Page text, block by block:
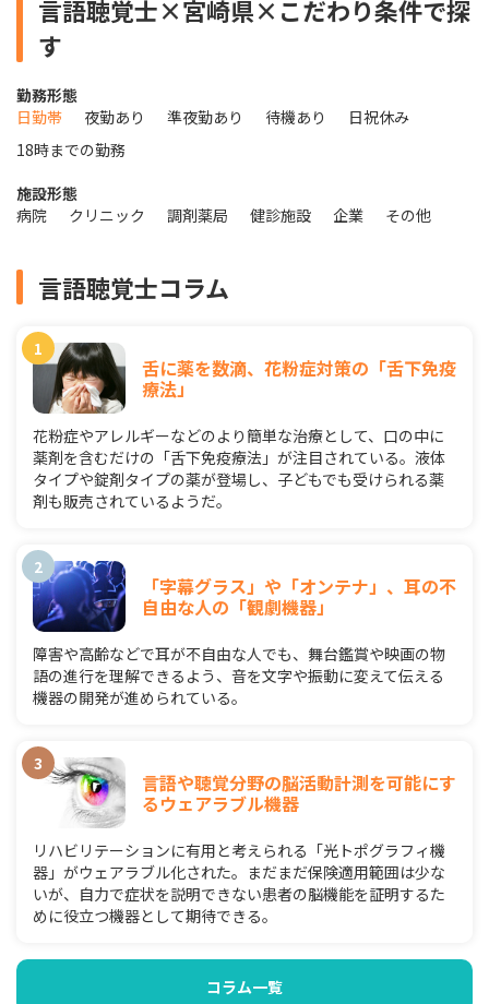
言語聴覚士×宮崎県×こだわり条件で探
す
勤務形態
日勤帯
夜勤あり 準夜勤あり 待機あり
日祝休み
18時までの勤務
施設形態
病院
クリニック 調剤薬局 健診施設 企業 その他
言語聴覚士コラム
舌に薬を数滴、花粉症対策の「舌下免疫
療法」
花粉症やアレルギーなどのより簡単な治療として、口の中に
薬剤を含むだけの「舌下免疫療法」が注目されている。液体
タイプや錠剤タイプの薬が登場し、子どもでも受けられる薬
剤も販売されているようだ。
「字幕グラス」や「オンテナ」、耳の不
自由な人の「観劇機器」
障害や高齢などで耳が不自由な人でも、舞台鑑賞や映画の物
語の進行を理解できるよう、音を文字や振動に変えて伝える
機器の開発が進められている。
言語や聴覚分野の脳活動計測を可能にす
るウェアラブル機器
リハビリテーションに有用と考えられる「光トポグラフィ機
器」がウェアラブル化された。まだまだ保険適用範囲は少な
いが、自力で症状を説明できない患者の脳機能を証明するた
めに役立つ機器として期待できる。
コラム一覧